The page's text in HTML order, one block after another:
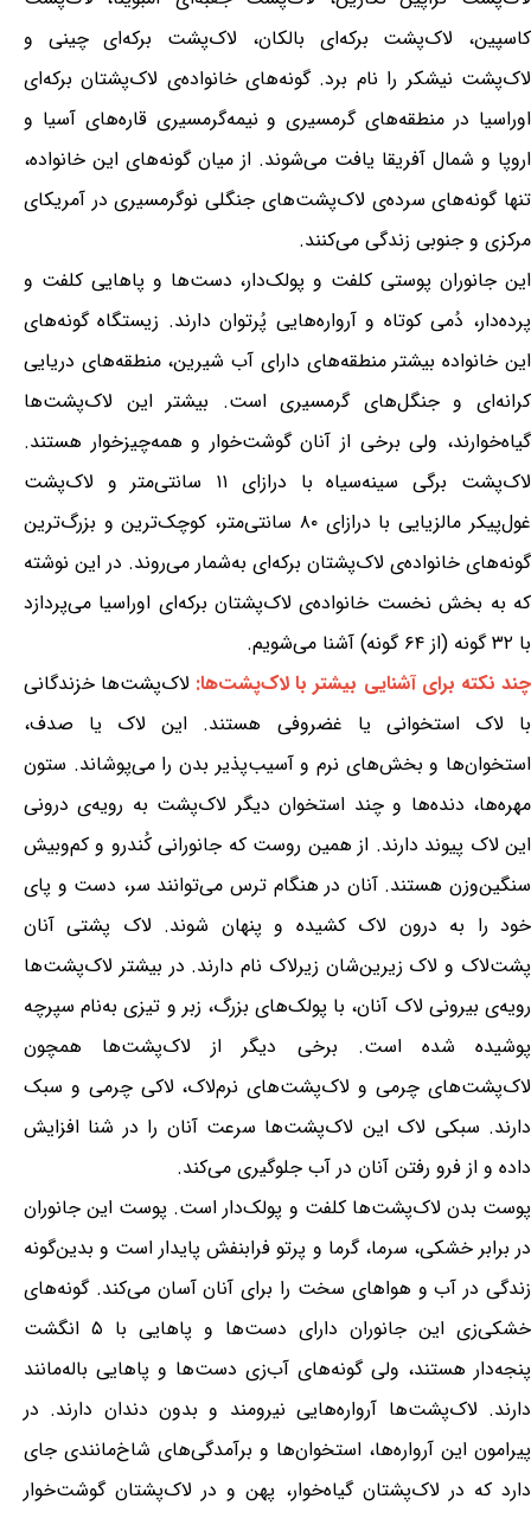
کاسپین، لاک‌پشت برکه‌ای بالکان، لاک‌پشت برکه‌ای چینی و
لاک‌پشت نیشکر را نام برد. گونه‌های خانواده‌ی لاک‌پشتان برکه‌ای
اوراسیا در منطقه‌های گرمسیری و نیمه‌گرمسیری قاره‌های آسیا و
اروپا و شمال آفریقا یافت می‌شوند. از میان گونه‌های این خانواده،
تنها گونه‌های سرده‌ی لاک‌پشت‌های جنگلی نوگرمسیری در آمریکای
مرکزی و جنوبی زندگی می‌کنند.
این جانوران پوستی کلفت و پولک‌دار، دست‌ها و پاهایی کلفت و
پرده‌دار، دُمی کوتاه و آرواره‌هایی پُرتوان دارند. زیستگاه گونه‌های
این خانواده بیشتر منطقه‌های دارای آب شیرین، منطقه‌های دریایی
کرانه‌ای و جنگل‌های گرمسیری است. بیشتر این لاک‌پشت‌ها
گیاه‌خوارند، ولی برخی از آنان گوشت‌خوار و همه‌چیزخوار هستند.
لاک‌پشت برگی سینه‌سیاه با درازای ۱۱ سانتی‌متر و لاک‌پشت
غول‌پیکر مالزیایی با درازای ۸۰ سانتی‌متر، کوچک‌ترین و بزرگ‌ترین
گونه‌های خانواده‌ی لاک‌پشتان برکه‌ای به‌شمار می‌روند. در این نوشته
که به بخش نخست خانواده‌ی لاک‌پشتان برکه‌ای اوراسیا می‌پردازد
با ۳۲ گونه (از ۶۴ گونه) آشنا می‌شویم.
چند نکته برای آشنایی بیشتر با لاک‌پشت‌ها: لاک‌پشت‌ها خزندگانی
با لاک استخوانی یا غضروفی هستند. این لاک یا صدف،
استخوان‌ها و بخش‌های نرم و آسیب‌پذیر بدن را می‌پوشاند. ستون
مهره‌ها، دنده‌ها و چند استخوان دیگر لاک‌پشت به رویه‌ی درونی
این لاک پیوند دارند. از همین روست که جانورانی کُندرو و کم‌وبیش
سنگین‌وزن هستند. آنان در هنگام ترس می‌توانند سر، دست و پای
خود را به درون لاک کشیده و پنهان شوند. لاک پشتی آنان
پشت‌لاک و لاک زیرین‌شان زیرلاک نام دارند. در بیشتر لاک‌پشت‌ها
رویه‌ی بیرونی لاک آنان، با پولک‌های بزرگ، زبر و تیزی به‌نام سپرچه
پوشیده شده است. برخی دیگر از لاک‌پشت‌ها همچون
لاک‌پشت‌های چرمی و لاک‌پشت‌های نرم‌لاک، لاکی چرمی و سبک
دارند. سبکی لاک این لاک‌پشت‌ها سرعت آنان را در شنا افزایش
داده و از فرو رفتن آنان در آب جلوگیری می‌کند.
پوست بدن لاک‌پشت‌ها کلفت و پولک‌دار است. پوست این جانوران
در برابر خشکی، سرما، گرما و پرتو فرابنفش پایدار است و بدین‌گونه
زندگی در آب و هواهای سخت را برای آنان آسان می‌کند. گونه‌های
خشکی‌زی این جانوران دارای دست‌ها و پاهایی با ۵ انگشت
پنجه‌دار هستند، ولی گونه‌های آب‌زی دست‌ها و پاهایی باله‌مانند
دارند. لاک‌پشت‌ها آرواره‌هایی نیرومند و بدون دندان دارند. در
پیرامون این آرواره‌ها، استخوان‌ها و برآمدگی‌های شاخ‌مانندی جای
دارد که در لاک‌پشتان گیاه‌خوار، پهن و در لاک‌پشتان گوشت‌خوار